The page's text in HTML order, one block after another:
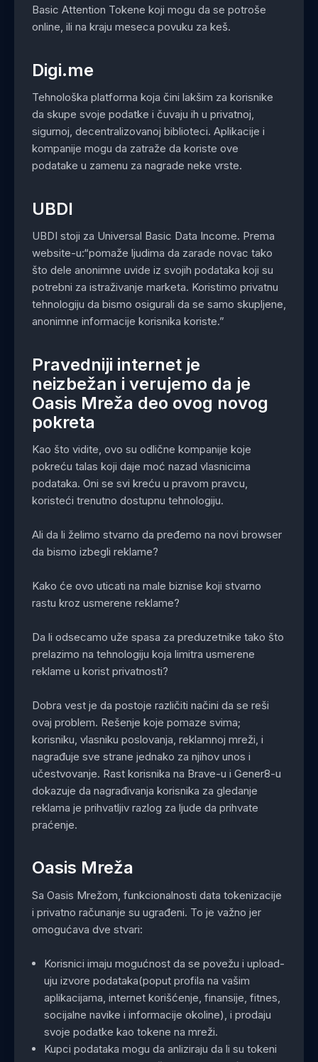
Basic Attention Tokene koji mogu da se potroše
online, ili na kraju meseca povuku za keš.
Digi.me
Tehnološka platforma koja čini lakšim za korisnike
da skupe svoje podatke i čuvaju ih u privatnoj,
sigurnoj, decentralizovanoj biblioteci. Aplikacije i
kompanije mogu da zatraže da koriste ove
podatake u zamenu za nagrade neke vrste.
UBDI
UBDI stoji za Universal Basic Data Income. Prema
website-u:“pomaže ljudima da zarade novac tako
što dele anonimne uvide iz svojih podataka koji su
potrebni za istraživanje marketa. Koristimo privatnu
tehnologiju da bismo osigurali da se samo skupljene,
anonimne informacije korisnika koriste.”
Pravedniji internet je
neizbežan i verujemo da je
Oasis Mreža deo ovog novog
pokreta
Kao što vidite, ovo su odlične kompanije koje
pokreću talas koji daje moć nazad vlasnicima
podataka. Oni se svi kreću u pravom pravcu,
koristeći trenutno dostupnu tehnologiju.
Ali da li želimo stvarno da pređemo na novi browser
da bismo izbegli reklame?
Kako će ovo uticati na male biznise koji stvarno
rastu kroz usmerene reklame?
Da li odsecamo uže spasa za preduzetnike tako što
prelazimo na tehnologiju koja limitra usmerene
reklame u korist privatnosti?
Dobra vest je da postoje različiti načini da se reši
ovaj problem. Rešenje koje pomaze svima;
korisniku, vlasniku poslovanja, reklamnoj mreži, i
nagrađuje sve strane jednako za njihov unos i
učestvovanje. Rast korisnika na Brave-u i Gener8-u
dokazuje da nagrađivanja korisnika za gledanje
reklama je prihvatljiv razlog za ljude da prihvate
praćenje.
Oasis Mreža
Sa Oasis Mrežom, funkcionalnosti data tokenizacije
i privatno računanje su ugrađeni. To je važno jer
omogućava dve stvari:
Korisnici imaju mogućnost da se povežu i upload-
uju izvore podataka(poput profila na vašim
aplikacijama, internet korišćenje, finansije, fitnes,
socijalne navike i informacije okoline), i prodaju
svoje podatke kao tokene na mreži.
Kupci podataka mogu da anliziraju da li su tokeni